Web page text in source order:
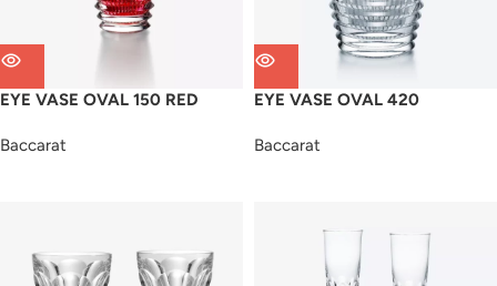
EYE VASE OVAL 150 RED
Baccarat
EYE VASE OVAL 420
Baccarat